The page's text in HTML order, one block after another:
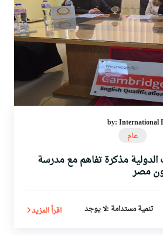
by: International
عام
الدولية مذكرة تفاهم مع مدرسة
مصر
تنمية مستدامة :لا يوجد اقرأ المزيد